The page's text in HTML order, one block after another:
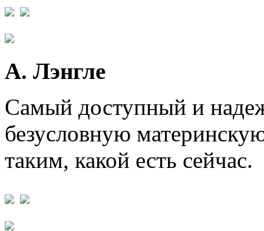
А. Лэнгле
Самый доступный и
безусловную
таким, какой есть сейчас.